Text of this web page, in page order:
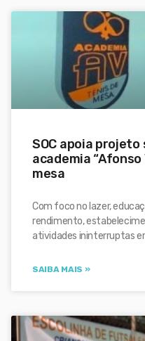
SOC apoia
academia
mesa
Com foco no lazer,
rendimento,
atividades ininterruptas
SAIBA MAIS »